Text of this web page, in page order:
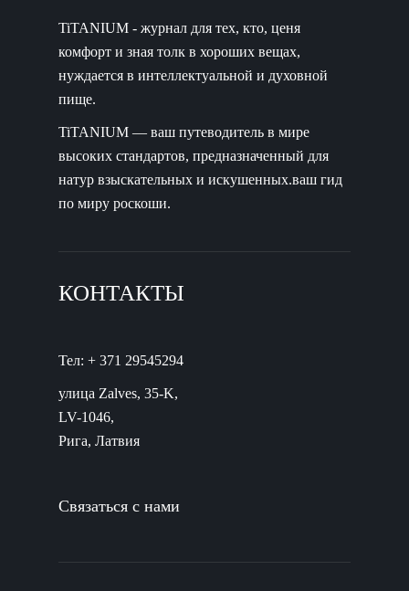
TiTANIUM - журнал для тех, кто, ценя
комфорт и зная толк в хороших вещах,
нуждается в интеллектуальной и духовной
пище.
TiTANIUM — ваш путеводитель в мире
высоких стандартов, предназначенный для
натур взыскательных и искушенных.ваш гид
по миру роскоши.
КОНТАКТЫ
Тел: + 371 29545294
улица Zalves, 35-K,
LV-1046,
Рига, Латвия
Связаться с нами